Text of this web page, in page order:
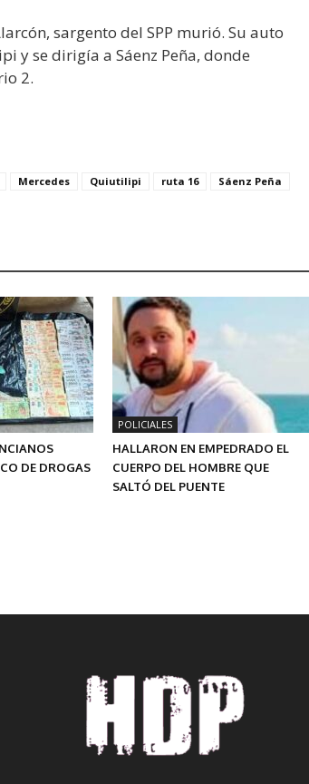
sargento del SPP murió. Su auto
y se dirigía a Sáenz Peña, donde
2.
Mercedes Quiutilipi ruta 16
Sáenz Peña
DE DROGAS
POLICIALES
HALLARON EN EMPEDRADO EL
CUERPO DEL HOMBRE QUE
SALTÓ DEL PUENTE